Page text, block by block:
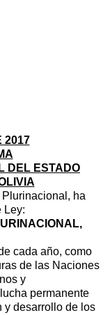
2017
DEL ESTADO
ha
Ley:
cada año, como
de las Naciones
y
permanente
y desarrollo de los